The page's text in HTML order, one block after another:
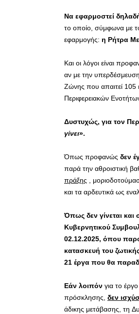
Να εφαρμοστεί
το οποίο, σύμφωνα με
εφαρμογής: η Ρήτρα
Και οι λόγοι είναι
αν με την υπερδέσμευση
Ζώνης που απαιτεί 105
Περιφερειακών
Δυστυχώς, για τον
γίνει».
Όπως προφανώς δεν
παρά την αθροιστική
πράξης ,
και τα αρδευτικά ως
Όπως δεν γίνεται και
Κυβερνητικού
02.12.2025, όπου
κατασκευή του
21 έργα που θα
Εάν λοιπόν για το
πρόσκλησης, δεν
άδικης μετάβασης, τη